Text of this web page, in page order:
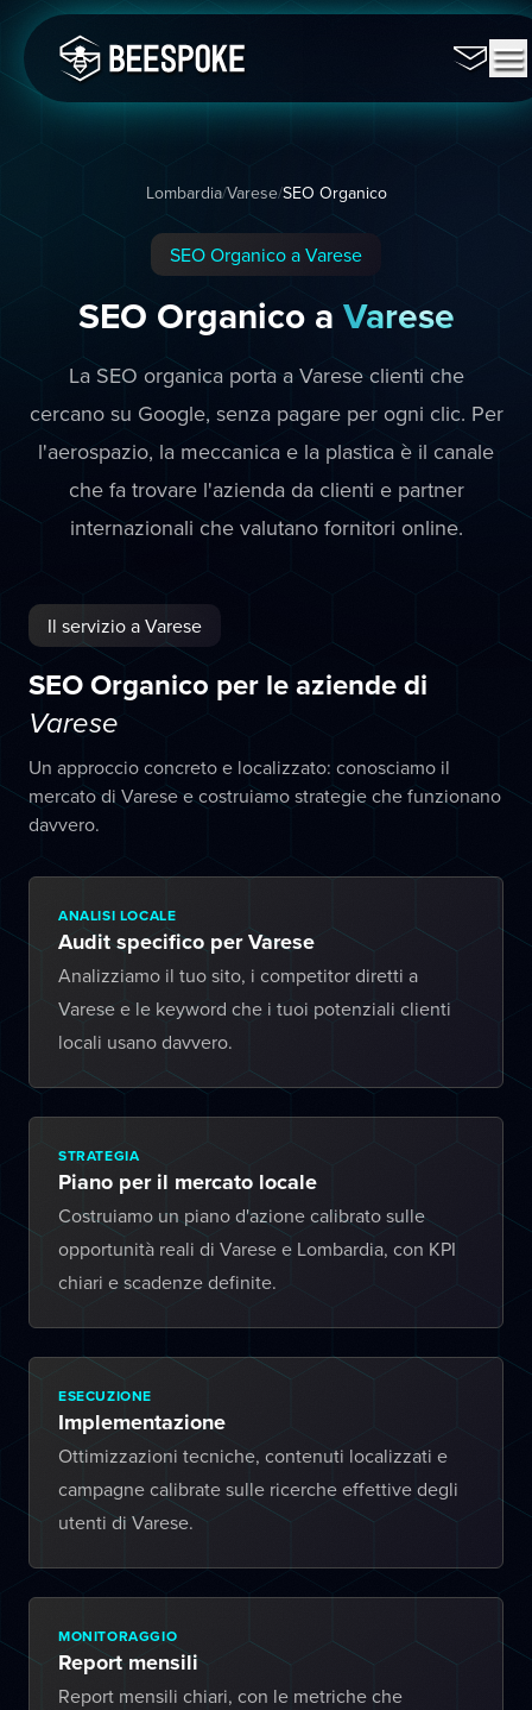
Lombardia/Varese/SEO Organico
SEO Organico a Varese
SEO Organico a Varese
La SEO organica porta a Varese clienti che
cercano su Google, senza pagare per ogni clic. Per
l'aerospazio, la meccanica e la plastica è il canale
che fa trovare l'azienda da clienti e partner
internazionali che valutano fornitori online.
Il servizio a Varese
SEO Organico per le aziende di
Varese
Un approccio concreto e localizzato: conosciamo il
mercato di Varese e costruiamo strategie che funzionano
davvero.
ANALISI LOCALE
Audit specifico per Varese
Analizziamo il tuo sito, i competitor diretti a
Varese e le keyword che i tuoi potenziali clienti
locali usano davvero.
STRATEGIA
Piano per il mercato locale
Costruiamo un piano d'azione calibrato sulle
opportunità reali di Varese e Lombardia, con KPI
chiari e scadenze definite.
ESECUZIONE
Implementazione
Ottimizzazioni tecniche, contenuti localizzati e
campagne calibrate sulle ricerche effettive degli
utenti di Varese.
MONITORAGGIO
Report mensili
Report mensili chiari, con le metriche che